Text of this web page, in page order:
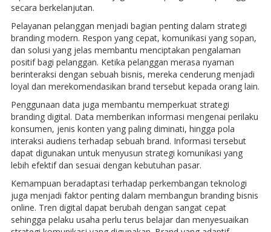
secara berkelanjutan.
Pelayanan pelanggan menjadi bagian penting dalam strategi
branding modern. Respon yang cepat, komunikasi yang sopan,
dan solusi yang jelas membantu menciptakan pengalaman
positif bagi pelanggan. Ketika pelanggan merasa nyaman
berinteraksi dengan sebuah bisnis, mereka cenderung menjadi
loyal dan merekomendasikan brand tersebut kepada orang lain.
Penggunaan data juga membantu memperkuat strategi
branding digital. Data memberikan informasi mengenai perilaku
konsumen, jenis konten yang paling diminati, hingga pola
interaksi audiens terhadap sebuah brand. Informasi tersebut
dapat digunakan untuk menyusun strategi komunikasi yang
lebih efektif dan sesuai dengan kebutuhan pasar.
Kemampuan beradaptasi terhadap perkembangan teknologi
juga menjadi faktor penting dalam membangun branding bisnis
online. Tren digital dapat berubah dengan sangat cepat
sehingga pelaku usaha perlu terus belajar dan menyesuaikan